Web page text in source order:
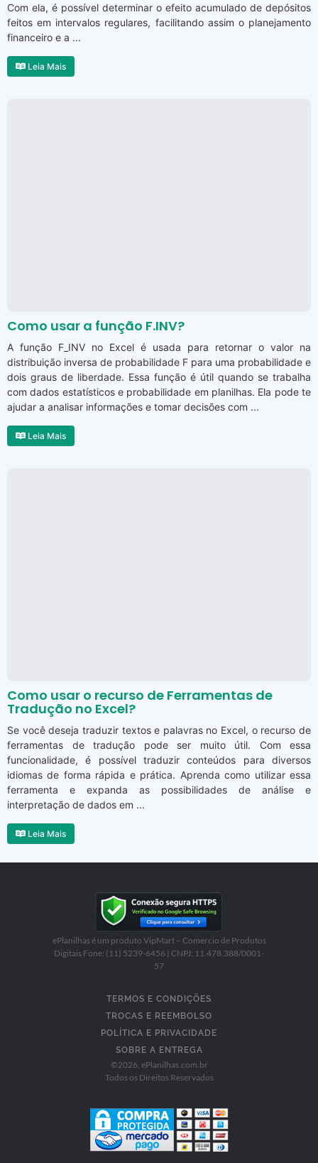
Com ela, é possível determinar o efeito acumulado de depósitos
feitos em intervalos regulares, facilitando assim o planejamento
financeiro e a ...
Leia Mais
Como usar a função F.INV?
A função F_INV no Excel é usada para retornar o valor na
distribuição inversa de probabilidade F para uma probabilidade e
dois graus de liberdade. Essa função é útil quando se trabalha
com dados estatísticos e probabilidade em planilhas. Ela pode te
ajudar a analisar informações e tomar decisões com ...
Leia Mais
Como usar o recurso de Ferramentas de
Tradução no Excel?
Se você deseja traduzir textos e palavras no Excel, o recurso de
ferramentas de tradução pode ser muito útil. Com essa
funcionalidade, é possível traduzir conteúdos para diversos
idiomas de forma rápida e prática. Aprenda como utilizar essa
ferramenta e expanda as possibilidades de análise e
interpretação de dados em ...
Leia Mais
ePlanilhas é um produto VipMart – Comercio de Produtos
Digitais Fone: (11) 5239-6456 | CNPJ: 11.478.388/0001-
57
TERMOS E CONDIÇÕES
TROCAS E REEMBOLSO
POLÍTICA E PRIVACIDADE
SOBRE A ENTREGA
©2026 , ePlanilhas.com.br
Todos os Direitos Reservados